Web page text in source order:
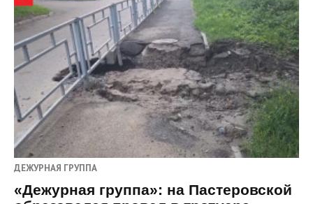
ДЕЖУРНАЯ ГРУППА
«Дежурная группа»: на Пастеровской